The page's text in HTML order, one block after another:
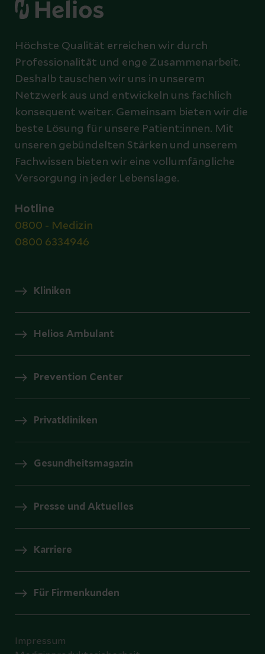
Höchste Qualität erreichen wir durch
Professionalität und enge Zusammenarbeit.
Deshalb tauschen wir uns in unserem
Netzwerk aus und entwickeln uns fachlich
konsequent weiter. Gemeinsam bieten wir die
beste Lösung für unsere Patient:innen. Mit
unseren gebündelten Stärken und unserem
Fachwissen bieten wir eine vollumfängliche
Versorgung in jeder Lebenslage.
Hotline
0800 - Medizin
0800 6334946
Kliniken
Helios Ambulant
Prevention Center
Privatkliniken
Gesundheitsmagazin
Presse und Aktuelles
Karriere
Für Firmenkunden
Impressum